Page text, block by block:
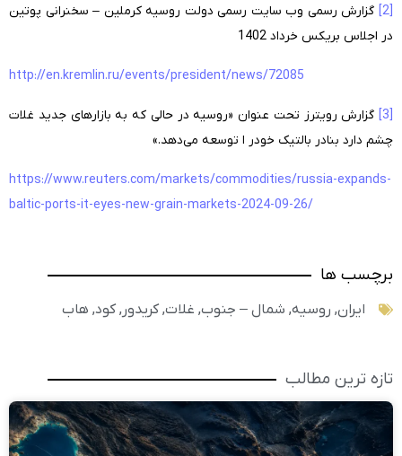
[2]
گزارش رسمی وب سایت رسمی دولت روسیه کرملین – سخنرانی پوتین
در اجلاس بریکس خرداد 1402
http://en.kremlin.ru/events/president/news/72085
[3]
گزارش رویترز تحت عنوان «روسیه در حالی که به بازار‌های جدید غلات
چشم دارد بنادر بالتیک خودر ا توسعه می‌دهد.»
https://www.reuters.com/markets/commodities/russia-expands-
baltic-ports-it-eyes-new-grain-markets-2024-09-26/
برچسب ها
ایران, روسیه, شمال – جنوب, غلات, کریدور , کود, هاب
تازه ترین مطالب